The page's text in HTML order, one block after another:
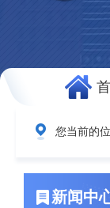
您当前的
新闻中